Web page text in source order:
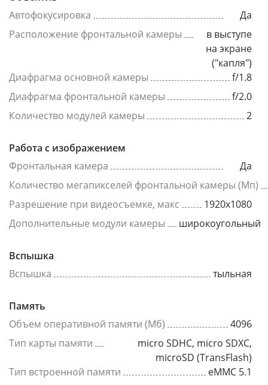
Автофокусировка
Да
Расположение фронтальной камеры
в выступе
на экране
("капля")
Диафрагма основной камеры
f/1.8
Диафрагма фронтальной камеры
f/2.0
Количество модулей камеры
2
Работа с изображением
Фронтальная камера
Да
Количество мегапикселей фронтальной камеры (Мп)
Разрешение при видеосъемке, макс
1920x1080
Дополнительные модули камеры
широкоугольный
Вспышка
Вспышка
тыльная
Память
Объем оперативной памяти (Мб)
4096
Тип карты памяти
micro SDHC, micro SDXC,
microSD (TransFlash)
Тип встроенной памяти
eMMC 5.1